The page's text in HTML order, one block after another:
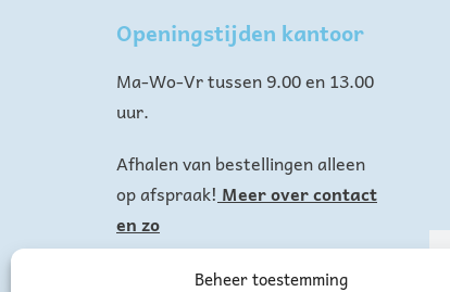
Beheer toestemming
Openingstijden kantoor
Ma-Wo-Vr tussen 9.00 en 13.00
uur.
Afhalen van bestellingen alleen
op afspraak! Meer over contact
en zo